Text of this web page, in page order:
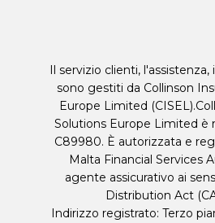
Il servizio clienti, l'assistenza,
sono gestiti da Collinson
Europe Limited
Solutions Europe Limited è
C89980. È autorizzata e
Malta Financial Services
agente assicurativo ai
Distribution Act
Indirizzo registrato: Terzo